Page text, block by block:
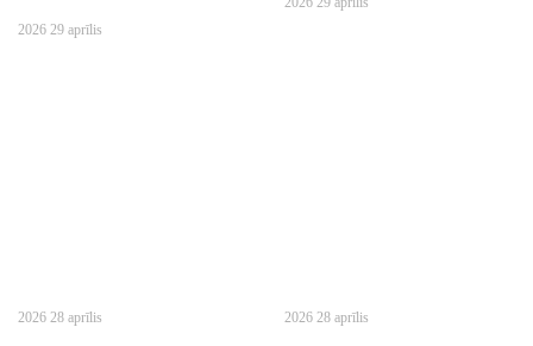
2026 29 aprīlis
2026 28 aprīlis 2026 28 aprīlis